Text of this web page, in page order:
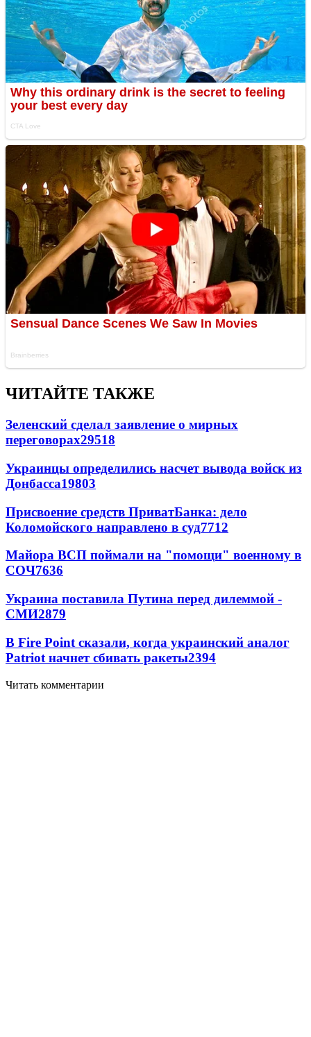
ЧИТАЙТЕ ТАКЖЕ
Зеленский сделал заявление о мирных
переговорах29518
Украинцы определились насчет вывода войск из
Донбасса19803
Присвоение средств ПриватБанка: дело
Коломойского направлено в суд7712
Майора ВСП поймали на "помощи" военному в
СОЧ7636
Украина поставила Путина перед дилеммой -
СМИ2879
В Fire Point сказали, когда украинский аналог
Patriot начнет сбивать ракеты2394
Читать комментарии